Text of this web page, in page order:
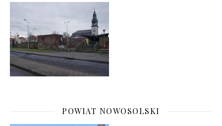
POWIAT NOWOSOLSKI